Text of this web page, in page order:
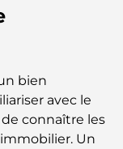
Dubai (2025-
Hills : Les
à Damac
bien
avec le
connaître les
Un